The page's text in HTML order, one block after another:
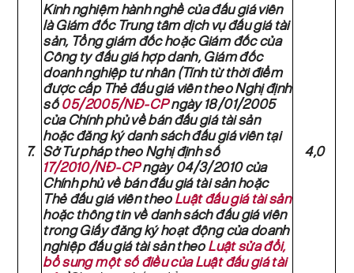
7.
Kinh nghiệm hành nghề của đấu giá viên
là Giám đốc Trung tâm dịch vụ đấu giá tài
sản, Tổng giám đốc hoặc Giám đốc của
Công ty đấu giá hợp danh, Giám đốc
doanh nghiệp tư nhân (Tính từ thời điểm
được cấp Thẻ đấu giá viên theo Nghị định
số 05/2005/NĐ-CPngày 18/01/2005
của Chính phủ về bán đấu giá tài sản
hoặc đăng ký danh sách đấu giá viên tại
Sở Tư pháp theo Nghị định số
17/2010/NĐ-CPngày 04/3/2010 của
Chính phủ về bán đấu giá tài sản hoặc
Thẻ đấu giá viên theo Luật đấu giá tài sản
hoặc thông tin về danh sách đấu giá viên
trong Giấy đăng ký hoạt động của doanh
nghiệp đấu giá tài sản theo Luật sửa đổi,
bổ sung một số điều của Luật đấu giá tài
4,0